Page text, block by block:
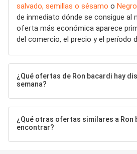
salvado, semillas o sésamo o
de inmediato dónde se consigue al
oferta más económica aparece
del comercio, el precio y el período
¿Qué ofertas de Ron bacardi hay
semana?
¿Qué otras ofertas similares a Ron
encontrar?